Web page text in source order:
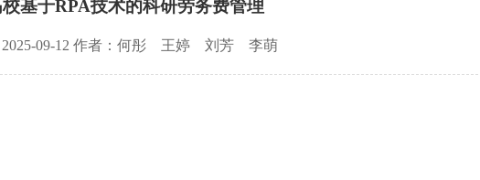
基于RPA技术的科研劳务费管理
2025-09-12 作者：何彤 王婷 刘芳 李萌